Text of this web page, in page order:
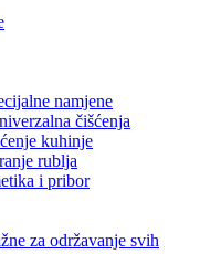
namjene
čišćenja
kuhinje
rublja
i pribor